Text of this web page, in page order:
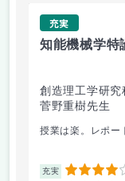
充実
知能機械学特
創造理工学研
菅野重樹先生
授業は楽。レポー
充実 4